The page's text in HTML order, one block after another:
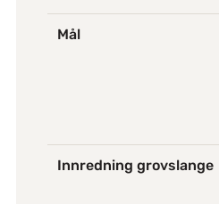
Mål
Innredning grovslange